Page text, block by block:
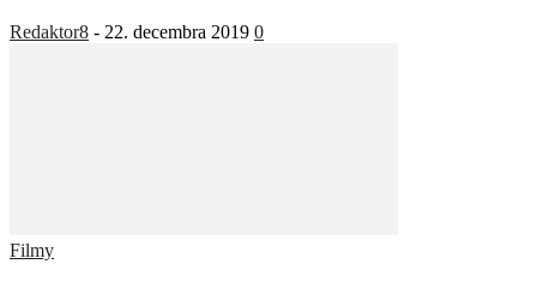
Redaktor8 - 22. decembra 2019 0
Filmy